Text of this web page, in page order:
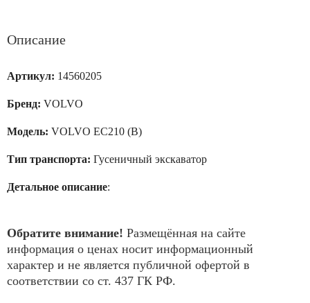
Описание
Артикул: 14560205
Бренд: VOLVO
Модель: VOLVO EC210 (B)
Тип транспорта: Гусеничный экскаватор
Детальное описание:
Обратите внимание! Размещённая на сайте
информация о ценах носит информационный
характер и не является публичной офертой в
соответствии со ст. 437 ГК РФ.